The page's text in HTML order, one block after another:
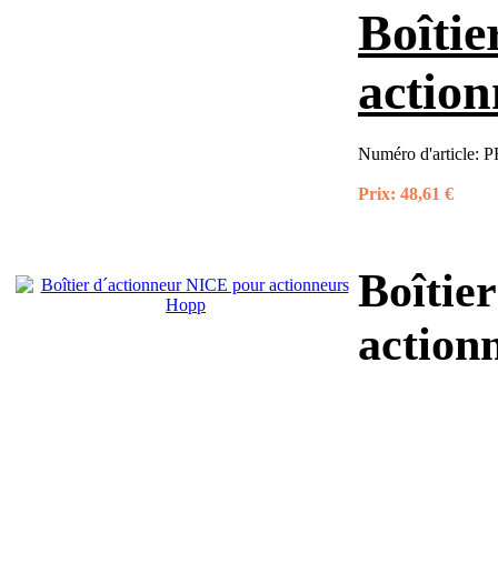
Numéro d'article:
Prix: 48,61 €